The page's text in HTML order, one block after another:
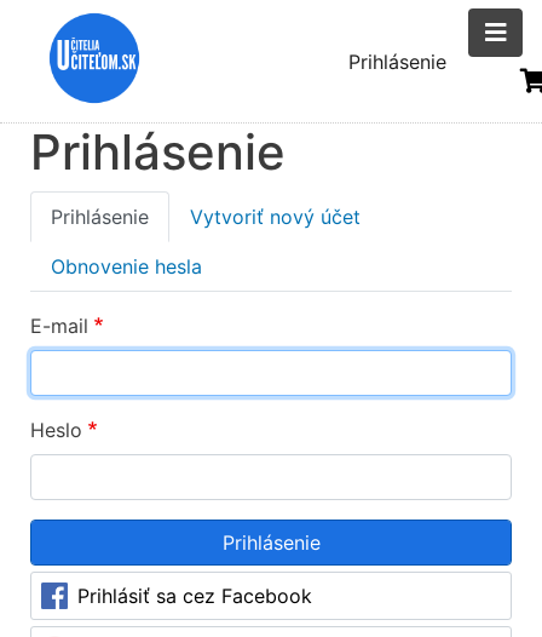
Menu
Prihlásenie
Prihlásenie
Primary
tabs
Prihlásenie Vytvoriť nový účet
Obnovenie hesla
E-mail
Heslo
Prihlásiť sa cez Facebook